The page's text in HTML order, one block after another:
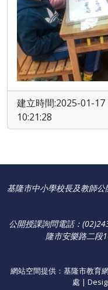
建立時間:2025-01-17
10:21:28
基隆市中小學校長及教師公
公開授課詢問電話：
隆市安樂路二段
網站空間提供：基隆市教育
處 |